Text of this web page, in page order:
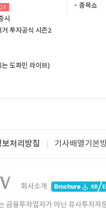
시
투자공식 시즌2
도파민 라이브)
종목쇼
처리방침 기사배열기본
트
한국경제신문 한국경제
회사소개
금융투자업자가 아닌 유사투자